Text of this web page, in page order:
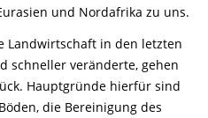
und Nordafrika zu uns.
Landwirtschaft in den letzten
schneller veränderte, gehen
Hauptgründe hierfür sind
die Bereinigung des